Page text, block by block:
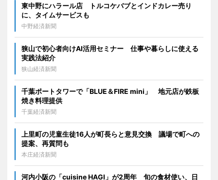
東中野にハラール店 トルコケバブとインドカレー売り
に、タイムサービスも
中野経済新聞
狭山で初心者向けAI活用セミナー 仕事や暮らしに使える
実践法紹介
狭山経済新聞
千葉ポートタワーで「BLUE＆FIRE mini」 地元店が鉄板
焼き料理提供
千葉経済新聞
上里町の児童生徒16人が町長らと意見交換 議場で町への
提案、再質問も
本庄経済新聞
河内小阪の「cuisine HAGI」が2周年 旬の食材使い、日